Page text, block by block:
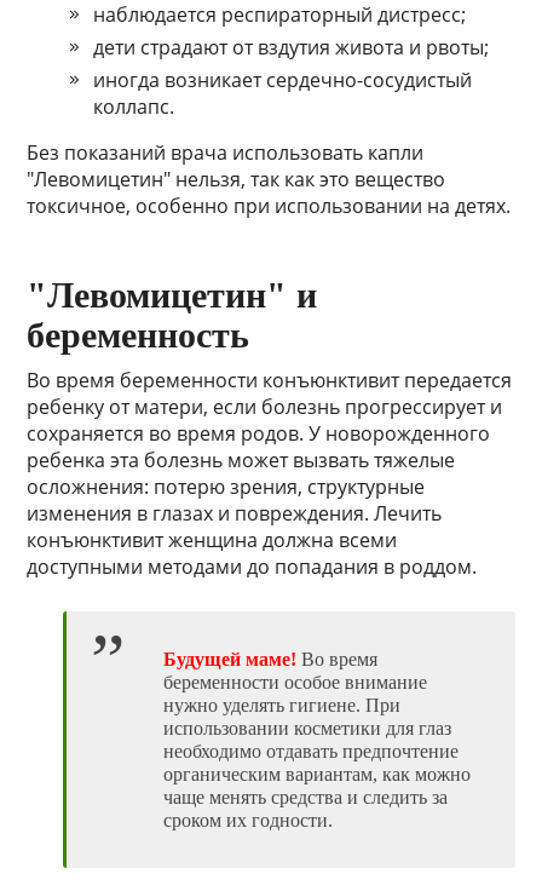
наблюдается респираторный дистресс;
дети страдают от вздутия живота и рвоты;
иногда возникает сердечно-сосудистый
коллапс.
Без показаний врача использовать капли
"Левомицетин" нельзя, так как это вещество
токсичное, особенно при использовании на детях.
"Левомицетин" и
беременность
Во время беременности конъюнктивит передается
ребенку от матери, если болезнь прогрессирует и
сохраняется во время родов. У новорожденного
ребенка эта болезнь может вызвать тяжелые
осложнения: потерю зрения, структурные
изменения в глазах и повреждения. Лечить
конъюнктивит женщина должна всеми
доступными методами до попадания в роддом.
Будущей маме! Во время
беременности особое внимание
нужно уделять гигиене. При
использовании косметики для глаз
необходимо отдавать предпочтение
органическим вариантам, как можно
чаще менять средства и следить за
сроком их годности.